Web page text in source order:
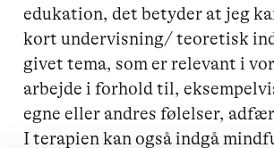
edukation, det betyder at jeg
kort undervisning/ teoretisk
givet tema, som er relevant i
arbejde i forhold til,
egne eller andres følelser,
I terapien kan også indgå